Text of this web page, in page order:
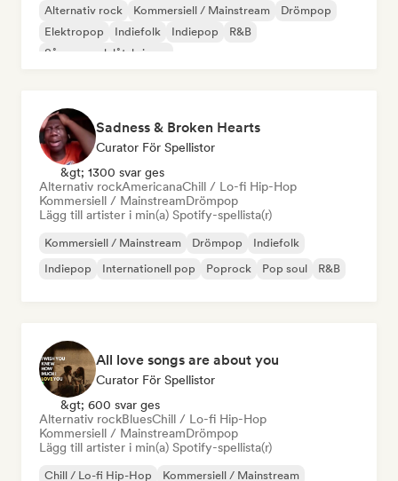
Alternativ rock Kommersiell / Mainstream
Drömpop
Elektropop
Indiefolk Indiepop
R&B
Sångare och låtskrivare
Sadness & Broken Hearts
Curator För Spellistor
&gt; 1300 svar ges
Alternativ rockAmericanaChill / Lo-fi Hip-Hop
Kommersiell / MainstreamDrömpop
Lägg till artister i min(a) Spotify-spellista(r)
Kommersiell / Mainstream Drömpop
Indiefolk
Indiepop
Internationell pop Poprock Pop soul R&B
All love songs are about you
Curator För Spellistor
&gt; 600 svar ges
Alternativ rockBluesChill / Lo-fi Hip-Hop
Kommersiell / MainstreamDrömpop
Lägg till artister i min(a) Spotify-spellista(r)
Chill / Lo-fi Hip-Hop Kommersiell / Mainstream